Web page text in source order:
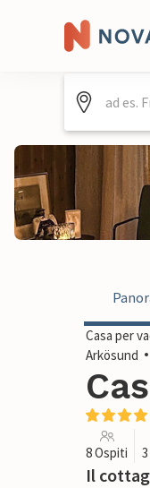
Casa per
Arkösund
8 Ospiti
Il